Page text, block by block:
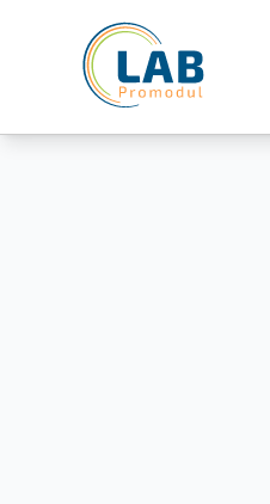
Retour à l'accueil